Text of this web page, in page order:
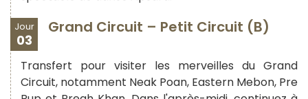
Jour
03
Grand Circuit – Petit Circuit (B)
Transfert pour visiter les merveilles du Grand
Circuit, notamment Neak Poan, Eastern Mebon, Pre